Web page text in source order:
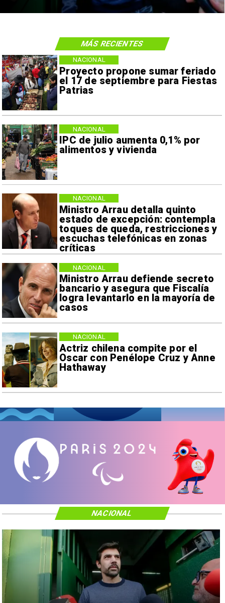
Proyecto propone sumar feriado
el 17 de septiembre para Fiestas
Patrias
NACIONAL
IPC de julio aumenta 0,1% por
alimentos y vivienda
NACIONAL
Ministro Arrau detalla quinto
estado de excepción: contempla
toques de queda, restricciones y
escuchas telefónicas en zonas
críticas
NACIONAL
Ministro Arrau defiende secreto
bancario y asegura que Fiscalía
logra levantarlo en la mayoría de
casos
NACIONAL
Actriz chilena compite por el
Oscar con Penélope Cruz y Anne
Hathaway
NACIONAL
MÁS RECIENTES
NACIONAL